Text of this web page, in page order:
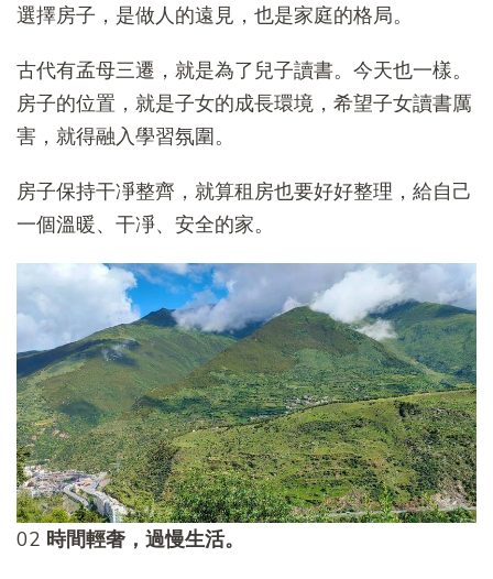
選擇房子，是做人的遠見，也是家庭的格局。
古代有孟母三遷，就是為了兒子讀書。今天也一樣。
房子的位置，就是子女的成長環境，希望子女讀書厲
害，就得融入學習氛圍。
房子保持干凈整齊，就算租房也要好好整理，給自己
一個溫暖、干凈、安全的家。
02 時間輕奢，過慢生活。